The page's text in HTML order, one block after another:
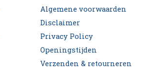
Algemene voorwaarden
Disclaimer
Privacy Policy
Openingstijden
Verzenden & retourneren